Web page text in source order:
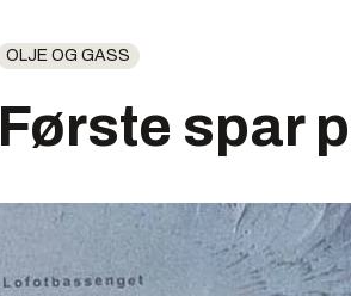
OLJE OG GASS
Første spar